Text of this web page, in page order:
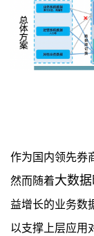
作为国内领先券
然而随着大数
益增长的业务数
以支撑上层应用